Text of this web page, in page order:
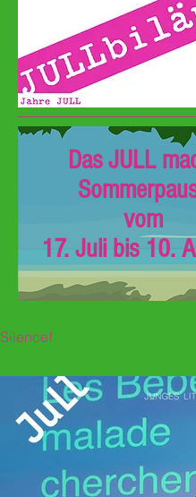
Das JULL
vom
17. Juli bis 10.
Silence!